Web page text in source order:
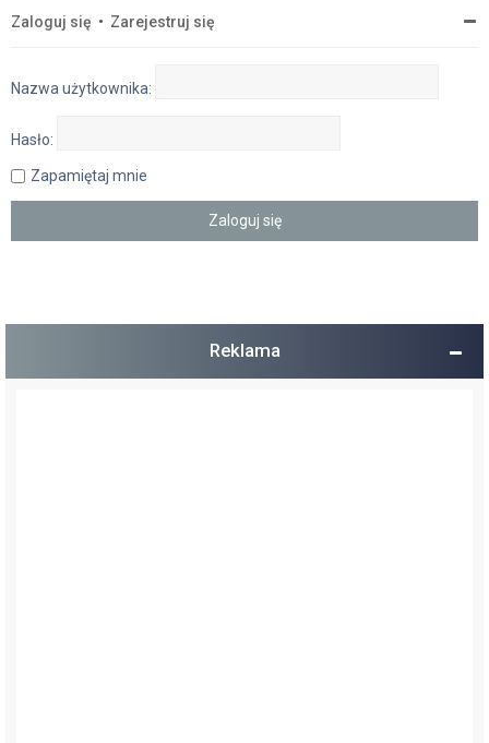
Zaloguj się • Zarejestruj się
Nazwa użytkownika:
Hasło:
Zapamiętaj mnie
Reklama